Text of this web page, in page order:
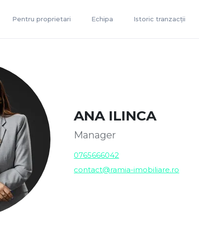
Pentru proprietari Echipa Istoric tranzacții
ANA ILINCA
Manager
0765666042
contact@ramia-imobiliare.ro